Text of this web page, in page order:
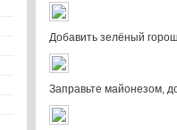
Добавить зелёный
Заправьте майонезом,